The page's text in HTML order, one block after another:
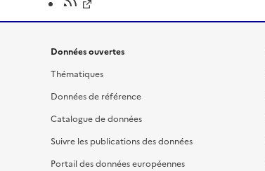
Données ouvertes
Thématiques
Données de référence
Catalogue de données
Suivre les publications des données
Portail des données européennes